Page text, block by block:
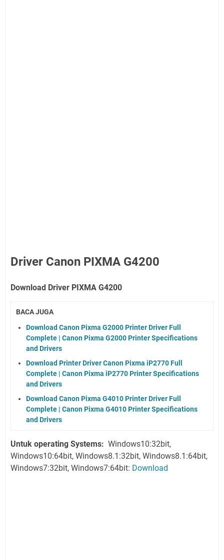
Driver Canon PIXMA G4200
Download Driver PIXMA G4200
BACA JUGA
Download Canon Pixma G2000 Printer Driver Full
Complete | Canon Pixma G2000 Printer Specifications
and Drivers
Download Printer Driver Canon Pixma iP2770 Full
Complete | Canon Pixma iP2770 Printer Specifications
and Drivers
Download Canon Pixma G4010 Printer Driver Full
Complete | Canon Pixma G4010 Printer Specifications
and Drivers
Untuk operating Systems: Windows10:32bit,
Windows10:64bit, Windows8.1:32bit, Windows8.1:64bit,
Windows7:32bit, Windows7:64bit: Download